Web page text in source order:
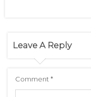
Leave A Reply
Comment*